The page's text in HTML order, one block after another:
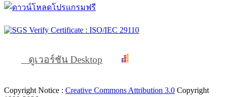
ดูเวอร์ชัน Desktop
Copyright Notice : Creative Commons Attribution 3.0 Copyright